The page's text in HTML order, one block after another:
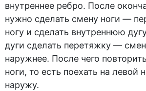
внутреннее ребро. После
нужно сделать смену ноги —
ногу и сделать внутреннюю
дуги сделать перетяжку —
наружнее. После чего
ноги, то есть поехать на левой
наружу.